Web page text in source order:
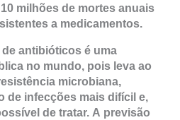
milhões de mortes anuais
a medicamentos.
antibióticos é uma
no mundo, pois leva ao
microbiana,
de infecções mais difícil e,
de tratar. A previsão